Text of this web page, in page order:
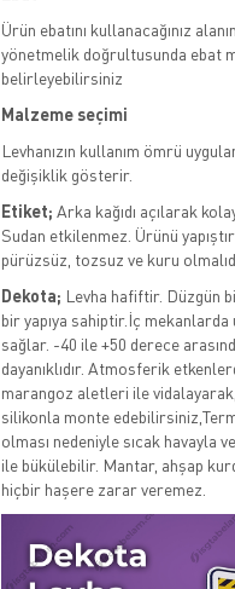
Ürün ebatını kullanacağınız
yönetmelik doğrultusunda ebat
belirleyebilirsiniz
Malzeme seçimi
Levhanızın kullanım ömrü
değişiklik gösterir.
Etiket; Arka kağıdı açılarak
Sudan etkilenmez. Ürünü
pürüzsüz, tozsuz ve kuru
Dekota; Levha hafiftir. Düzgün
bir yapıya sahiptir.İç mekanlarda
sağlar. -40 ile +50 derece
dayanıklıdır. Atmosferik
marangoz aletleri ile
silikonla monte
olması nedeniyle sıcak havayla
ile bükülebilir. Mantar, ahşap
hiçbir haşere zarar veremez.